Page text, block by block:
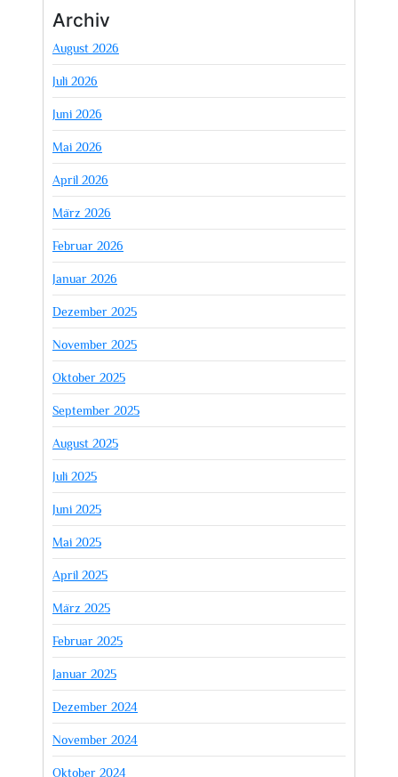
Archiv
August 2026
Juli 2026
Juni 2026
Mai 2026
April 2026
März 2026
Februar 2026
Januar 2026
Dezember 2025
November 2025
Oktober 2025
September 2025
August 2025
Juli 2025
Juni 2025
Mai 2025
April 2025
März 2025
Februar 2025
Januar 2025
Dezember 2024
November 2024
Oktober 2024